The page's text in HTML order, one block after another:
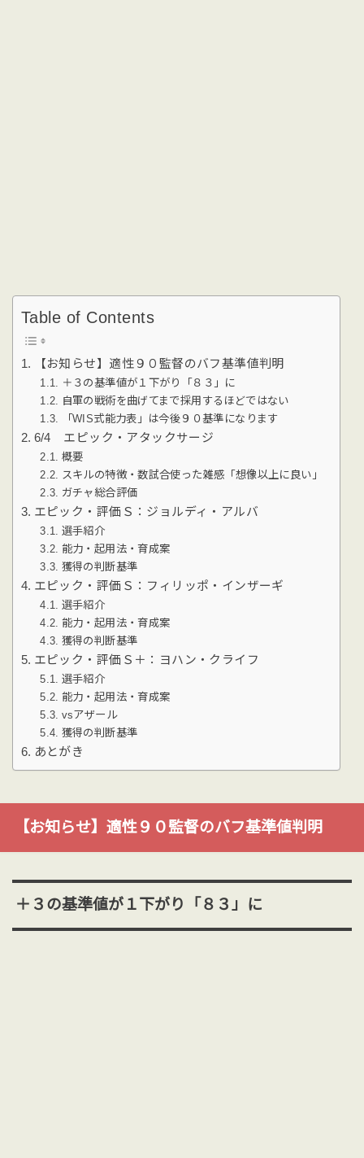
Table of Contents
【お知らせ】適性９０監督のバフ基準値判明
＋３の基準値が１下がり「８３」に
自軍の戦術を曲げてまで採用するほどではない
「WIS式能力表」は今後９０基準になります
6/4 エピック・アタックサージ
概要
スキルの特徴・数試合使った雑感「想像以上に良い」
ガチャ総合評価
エピック・評価Ｓ：ジョルディ・アルバ
選手紹介
能力・起用法・育成案
獲得の判断基準
エピック・評価Ｓ：フィリッポ・インザーギ
選手紹介
能力・起用法・育成案
獲得の判断基準
エピック・評価Ｓ＋：ヨハン・クライフ
選手紹介
能力・起用法・育成案
vsアザール
獲得の判断基準
あとがき
【お知らせ】適性９０監督のバフ基準値判明
＋３の基準値が１下がり「８３」に